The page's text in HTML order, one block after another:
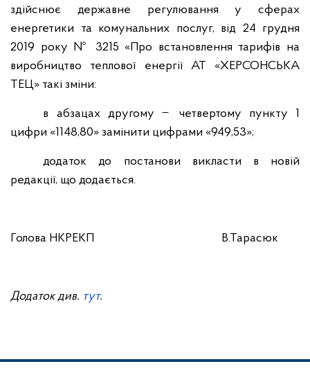
здійснює державне регулювання у сферах
енергетики та комунальних послуг, від 24 грудня
2019 року № 3215 «Про встановлення тарифів на
виробництво теплової енергії АТ «ХЕРСОНСЬКА
ТЕЦ» такі зміни:
в абзацах другому
̶ четвертому пункту 1
цифри «1148,80» замінити цифрами «949,53»;
додаток до постанови викласти в новій
редакції, що додається.
Голова НКРЕКП В.Тарасюк
Додаток див. тут.